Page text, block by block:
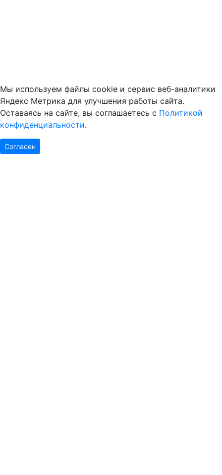
Мы используем файлы cookie и сервис веб-аналитики
Яндекс Метрика для улучшения работы сайта.
Оставаясь на сайте, вы соглашаетесь с Политикой
конфиденциальности.
Согласен